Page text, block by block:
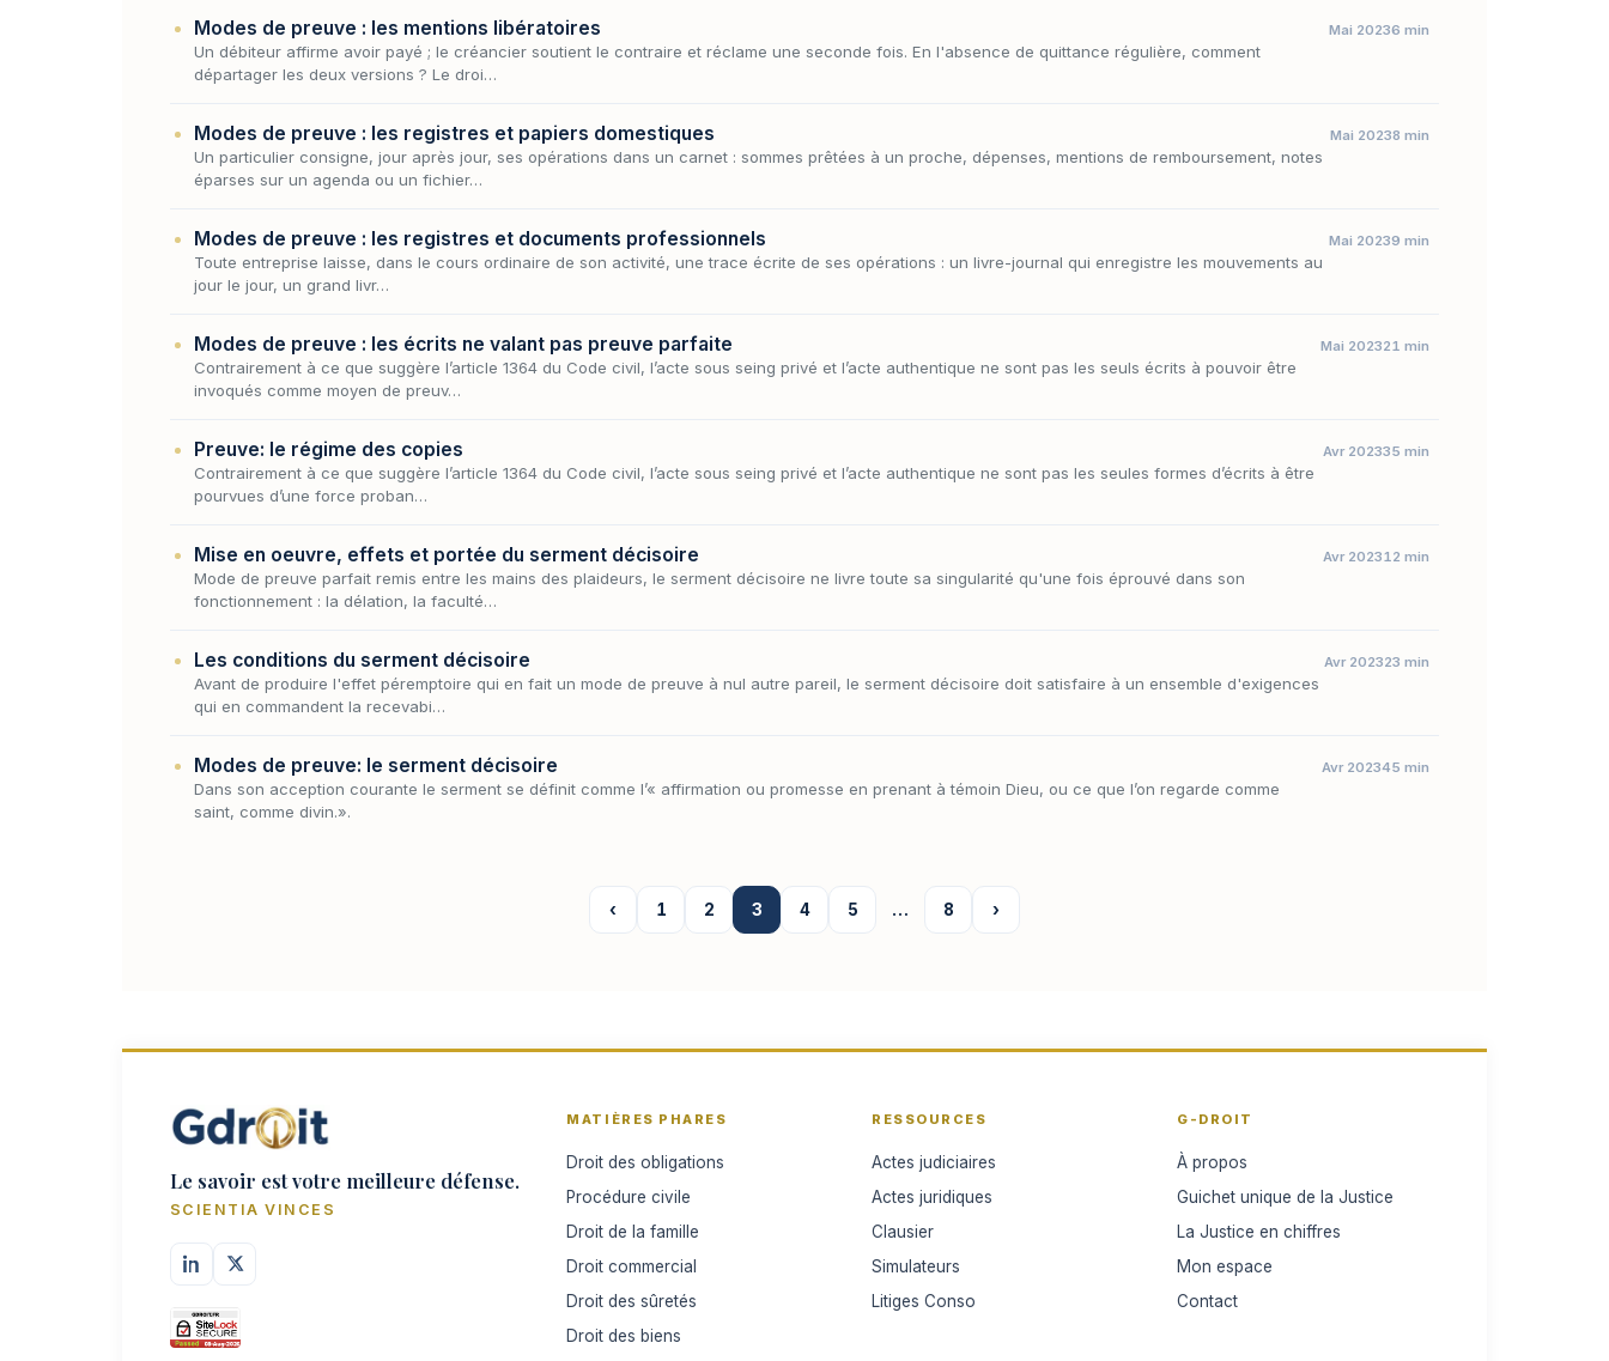
Modes de preuve : les mentions libératoires
Un débiteur affirme avoir payé ; le créancier soutient le contraire et réclame une seconde fois. En l'absence de quittance régulière, comment
départager les deux versions ? Le droi…
Mai 20236 min
Modes de preuve : les registres et papiers domestiques
Un particulier consigne, jour après jour, ses opérations dans un carnet : sommes prêtées à un proche, dépenses, mentions de remboursement, notes
éparses sur un agenda ou un fichier…
Mai 20238 min
Modes de preuve : les registres et documents professionnels
Toute entreprise laisse, dans le cours ordinaire de son activité, une trace écrite de ses opérations : un livre-journal qui enregistre les mouvements au
jour le jour, un grand livr…
Mai 20239 min
Modes de preuve : les écrits ne valant pas preuve parfaite
Contrairement à ce que suggère l’article 1364 du Code civil, l’acte sous seing privé et l’acte authentique ne sont pas les seuls écrits à pouvoir être
invoqués comme moyen de preuv…
Mai 202321 min
Preuve: le régime des copies
Contrairement à ce que suggère l’article 1364 du Code civil, l’acte sous seing privé et l’acte authentique ne sont pas les seules formes d’écrits à être
pourvues d’une force proban…
Avr 202335 min
Mise en oeuvre, effets et portée du serment décisoire
Mode de preuve parfait remis entre les mains des plaideurs, le serment décisoire ne livre toute sa singularité qu'une fois éprouvé dans son
fonctionnement : la délation, la faculté…
Avr 202312 min
Les conditions du serment décisoire
Avant de produire l'effet péremptoire qui en fait un mode de preuve à nul autre pareil, le serment décisoire doit satisfaire à un ensemble d'exigences
qui en commandent la recevabi…
Avr 202323 min
Modes de preuve: le serment décisoire
Dans son acception courante le serment se définit comme l’« affirmation ou promesse en prenant à témoin Dieu, ou ce que l’on regarde comme
saint, comme divin.».
Avr 202345 min
‹ 1 2 3 4 5 … 8 ›
Le savoir est votre meilleure défense.
SCIENTIA VINCES
MATIÈRES PHARES
Droit des obligations
Procédure civile
Droit de la famille
Droit commercial
Droit des sûretés
Droit des biens
RESSOURCES
Actes judiciaires
Actes juridiques
Clausier
Simulateurs
Litiges Conso
G-DROIT
À propos
Guichet unique de la Justice
La Justice en chiffres
Mon espace
Contact